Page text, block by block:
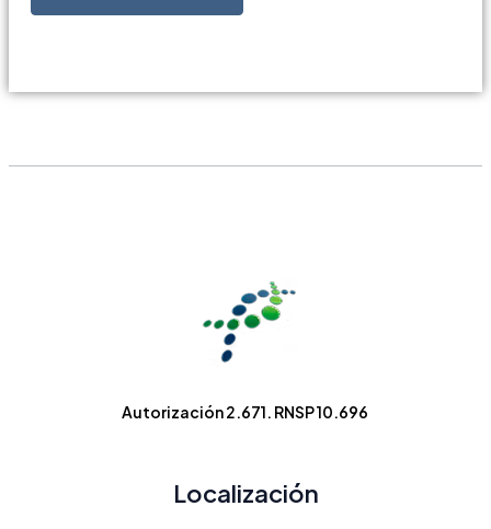
Autorización 2.671. RNSP 10.696
Localización